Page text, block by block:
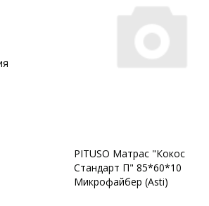
PITUSO Матрас "Кокос
Стандарт П" 85*60*10
Микрофайбер (Asti)